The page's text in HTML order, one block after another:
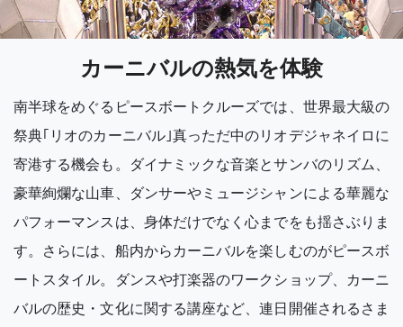
カーニバルの熱気を体験
南半球をめぐるピースボートクルーズでは、世界最大級の
祭典｢リオのカーニバル｣真っただ中のリオデジャネイロに
寄港する機会も。ダイナミックな音楽とサンバのリズム、
豪華絢爛な山車、ダンサーやミュージシャンによる華麗な
パフォーマンスは、身体だけでなく心までをも揺さぶりま
す。さらには、船内からカーニバルを楽しむのがピースボ
ートスタイル。ダンスや打楽器のワークショップ、カーニ
バルの歴史・文化に関する講座など、連日開催されるさま